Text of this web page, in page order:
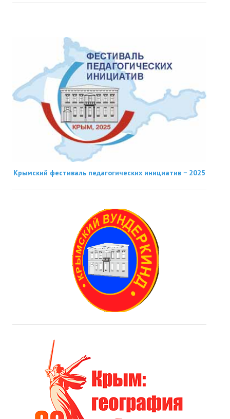
Крымский фестиваль педагогических инициатив − 2025